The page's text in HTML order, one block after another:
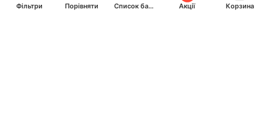
Фільтри Порівняти Список бажань Акції Корзина